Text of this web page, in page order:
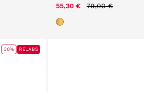
55,30 € Price reduced
79,00 €
30% RELABS